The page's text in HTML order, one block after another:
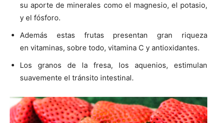
su aporte de minerales como el magnesio, el potasio,
y el fósforo.
Además estas frutas presentan gran riqueza
en vitaminas, sobre todo, vitamina C y antioxidantes.
Los granos de la fresa, los aquenios, estimulan
suavemente el tránsito intestinal.